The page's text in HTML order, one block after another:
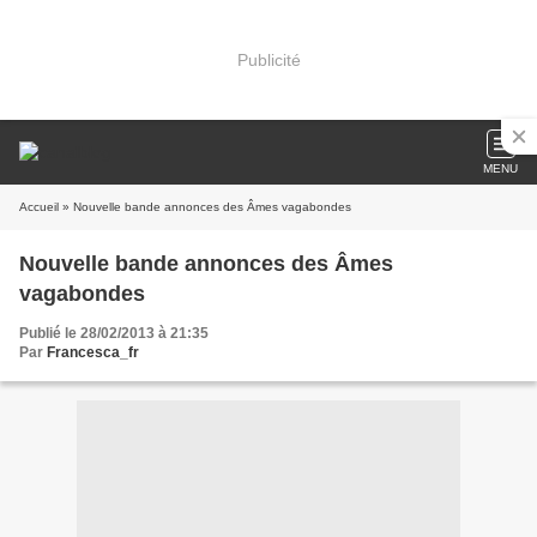
Publicité
MENU
Accueil » Nouvelle bande annonces des Âmes vagabondes
Nouvelle bande annonces des Âmes
vagabondes
Publié le 28/02/2013 à 21:35
Par Francesca_fr